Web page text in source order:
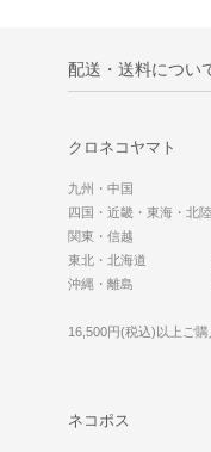
配送・送料につい
クロネコヤマト
九州・中国
四国・近畿・東海・北
関東・信越
東北・北海道
沖縄・離島
16,500円(税込)以上ご
ネコポス